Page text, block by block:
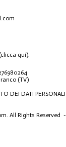
(clicca qui).
(TV)
DEI DATI PERSONALI
. All Rights Reserved -